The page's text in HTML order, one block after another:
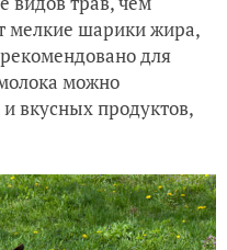
мелкие шарики жира,
для
можно
вкусных продуктов,